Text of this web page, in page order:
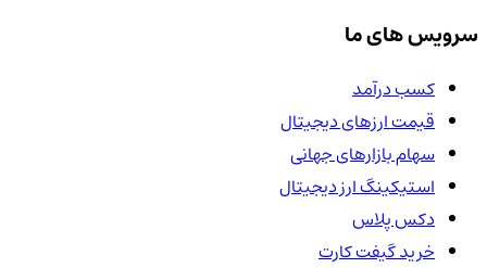
سرویس های ما
کسب درآمد
قیمت ارزهای دیجیتال
سهام بازارهای جهانی
استیکینگ ارز دیجیتال
دکس پلاس
خرید گیفت کارت